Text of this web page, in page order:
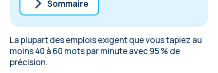
Sommaire
Où obtenir un certificat de vitesse de
frappe pour le travail
Qui a besoin d'un certificat de vitesse de
frappe
La plupart des emplois exigent que vous tapiez au
moins 40 à 60 mots par minute avec 95 % de
précision.